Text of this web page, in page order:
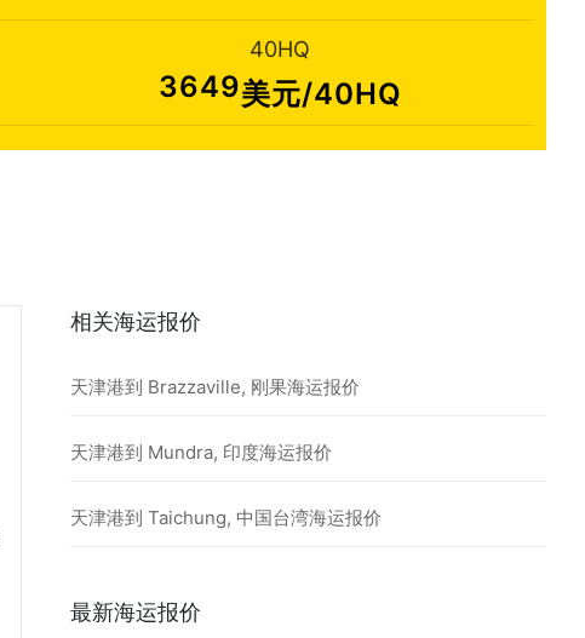
40HQ
3649美元/40HQ
相关海运报价
天津港到 Brazzaville, 刚果海运报价
天津港到 Mundra, 印度海运报价
天津港到 Taichung, 中国台湾海运报价
最新海运报价